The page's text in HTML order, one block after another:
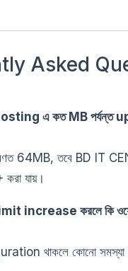
Asked
এ কত MB পর্যন্ত
64MB, তবে BD IT
যায়।
increase করলে কি
থাকলে কোনো সমস্যা